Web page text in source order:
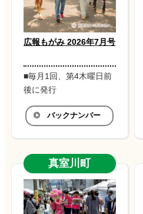
広報もがみ 2026年7月号
■毎月1回、第4木曜日前
後に発行
バックナンバー
真室川町